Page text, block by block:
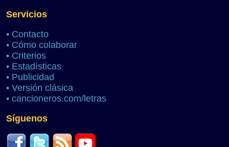
Servicios
• Contacto
• Cómo colaborar
• Criterios
• Estadísticas
• Publicidad
• Versión clásica
• cancioneros.com/letras
Síguenos